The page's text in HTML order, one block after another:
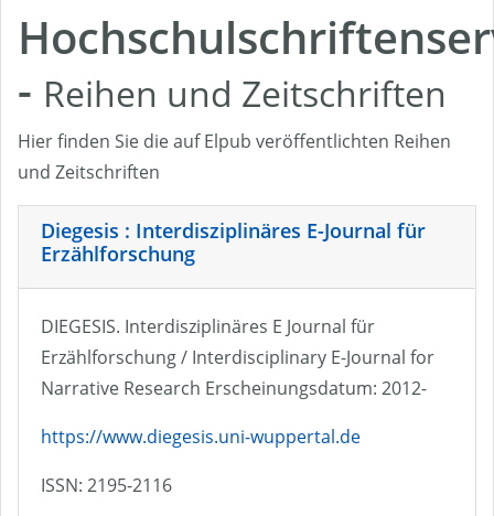
- Reihen und Zeitschriften
Hier finden Sie die auf Elpub veröffentlichten Reihen
und Zeitschriften
Diegesis : Interdisziplinäres E-Journal für
Erzählforschung
DIEGESIS. Interdisziplinäres E Journal für
Erzählforschung / Interdisciplinary E-Journal for
Narrative Research Erscheinungsdatum: 2012-
https://www.diegesis.uni-wuppertal.de
ISSN: 2195-2116